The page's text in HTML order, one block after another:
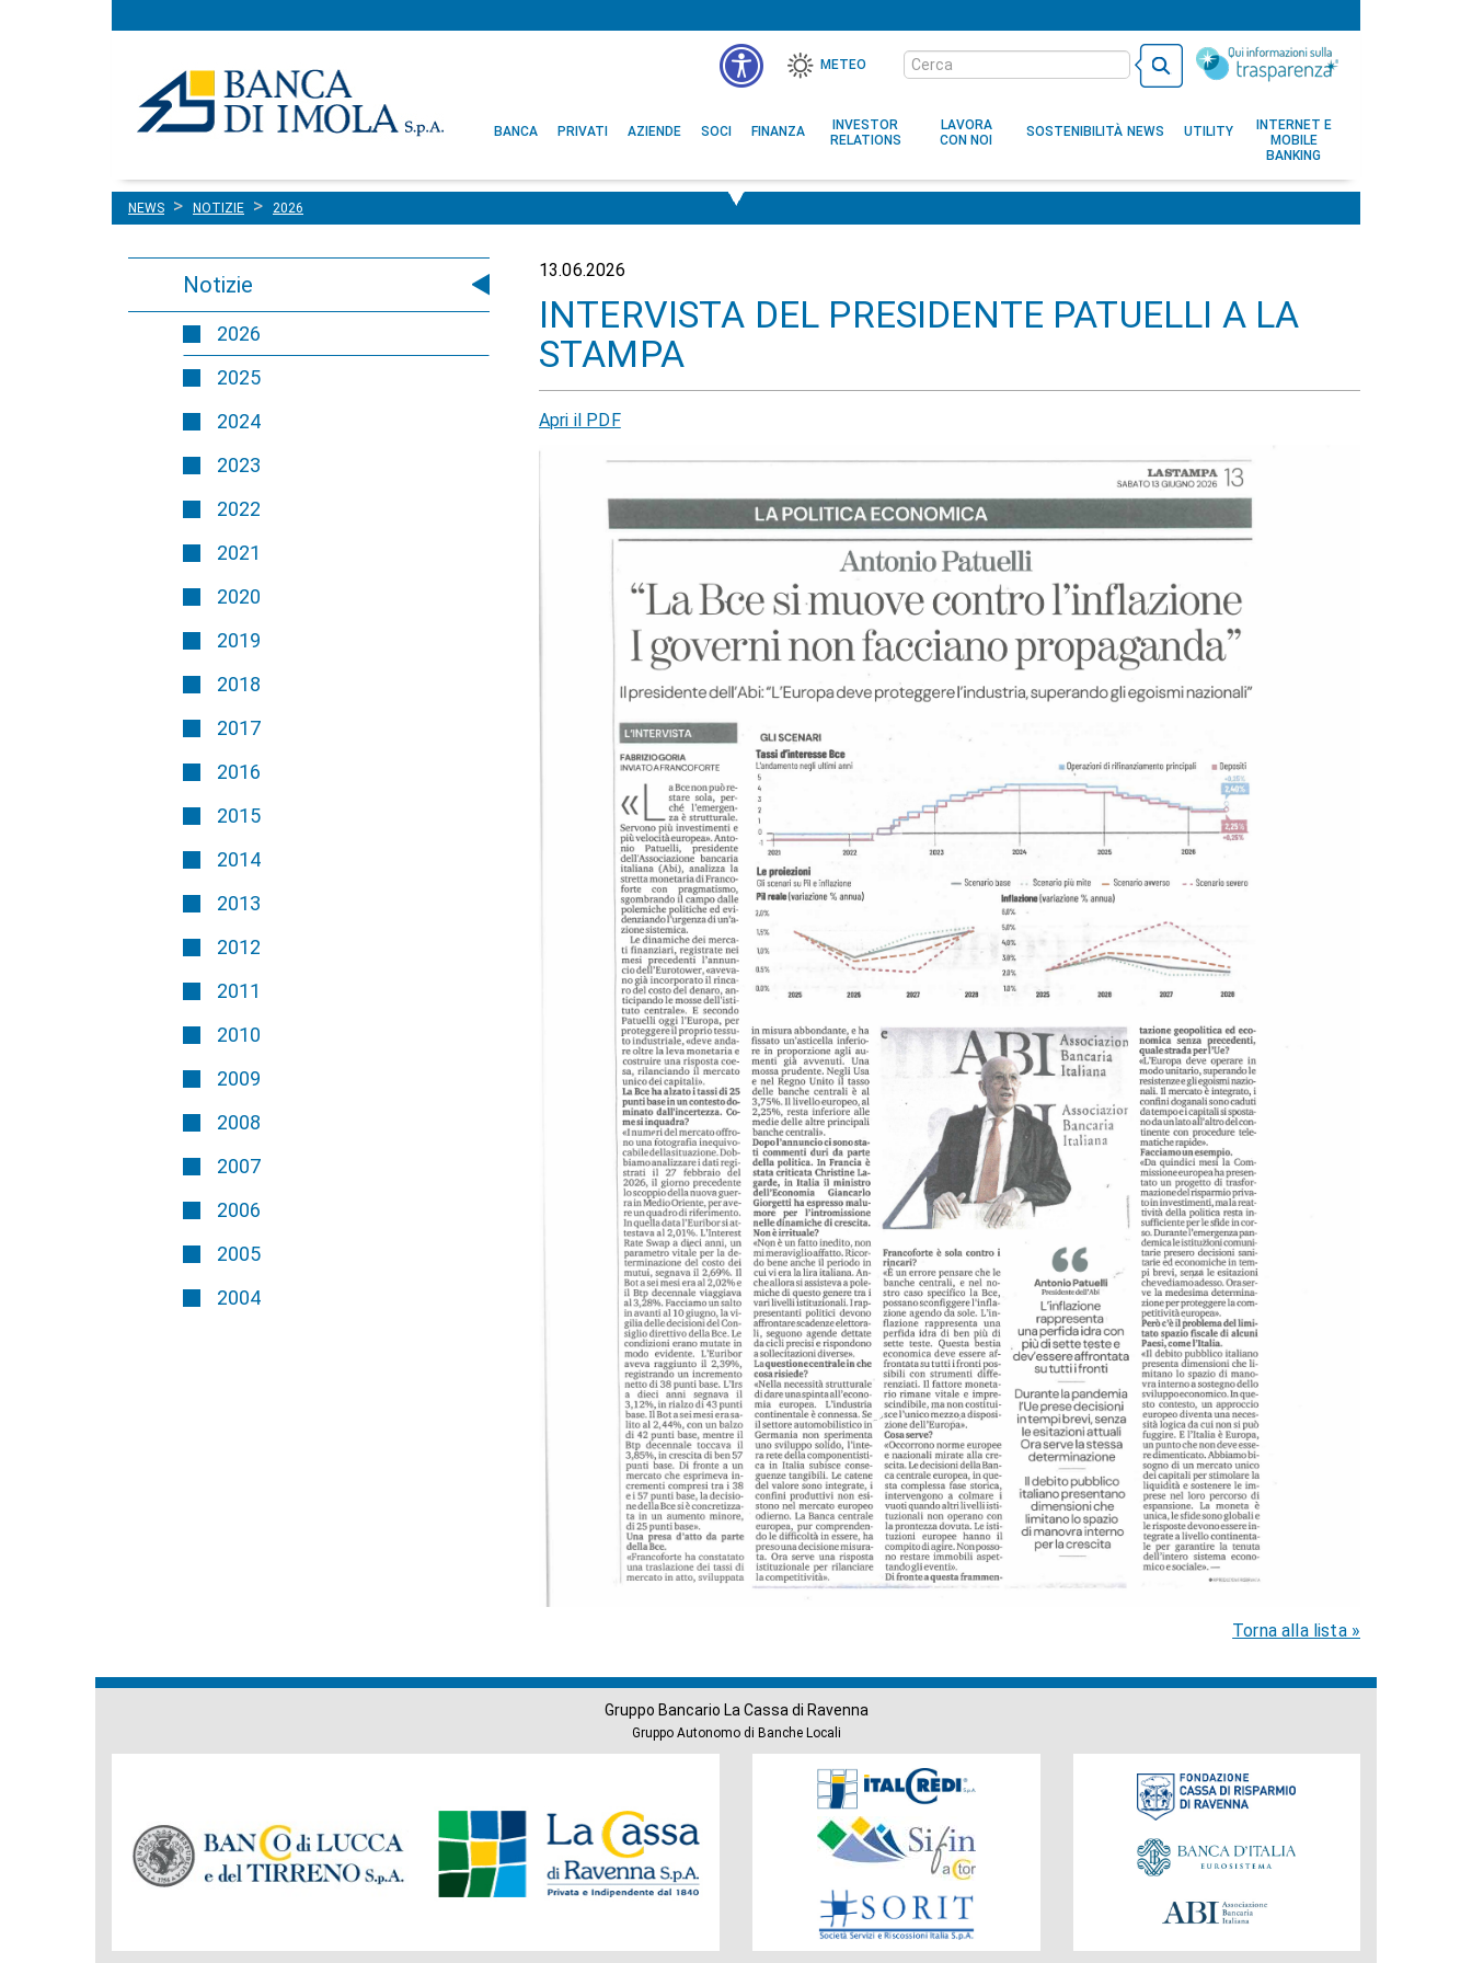
METEO
Cerca
nel
sito
principale
BANCA PRIVATI AZIENDE SOCI FINANZA
INVESTOR
RELATIONS
LAVORA
CON NOI
SOSTENIBILITÀ NEWS UTILITY
INTERNET E
MOBILE
BANKING
NEWS NOTIZIE 2026
Notizie
2026
2025
2024
2023
2022
2021
2020
2019
2018
2017
2016
2015
2014
2013
2012
2011
2010
2009
2008
2007
2006
2005
2004
13.06.2026
INTERVISTA DEL PRESIDENTE PATUELLI A LA
STAMPA
Apri il PDF
Torna alla lista »
Gruppo Bancario La Cassa di Ravenna
Gruppo Autonomo di Banche Locali
Gruppo
Società
Gruppo
Fondazione